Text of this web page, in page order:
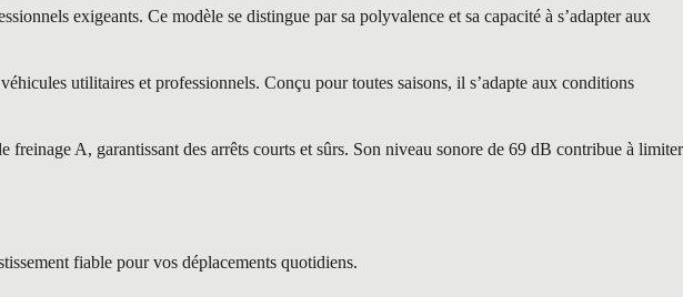
exigeants. Ce modèle se distingue par sa polyvalence et sa capacité à s’adapter aux
utilitaires et professionnels. Conçu pour toutes saisons, il s’adapte aux conditions
A, garantissant des arrêts courts et sûrs. Son niveau sonore de 69 dB contribue à limiter
fiable pour vos déplacements quotidiens.